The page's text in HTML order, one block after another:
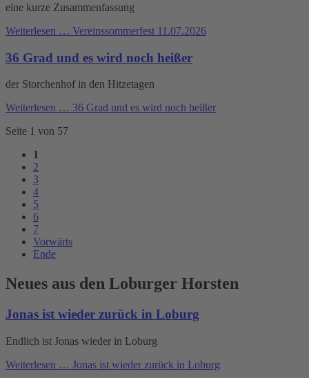
eine kurze Zusammenfassung
Weiterlesen … Vereinssommerfest 11.07.2026
36 Grad und es wird noch heißer
der Storchenhof in den Hitzetagen
Weiterlesen … 36 Grad und es wird noch heißer
Seite 1 von 57
1
2
3
4
5
6
7
Vorwärts
Ende
Neues aus den Loburger Horsten
Jonas ist wieder zurück in Loburg
Endlich ist Jonas wieder in Loburg
Weiterlesen … Jonas ist wieder zurück in Loburg